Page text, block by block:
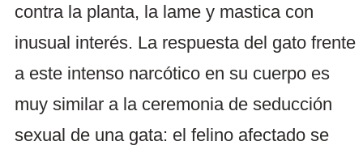
contra la planta, la lame y mastica con
inusual interés. La respuesta del gato frente
a este intenso narcótico en su cuerpo es
muy similar a la ceremonia de seducción
sexual de una gata: el felino afectado se